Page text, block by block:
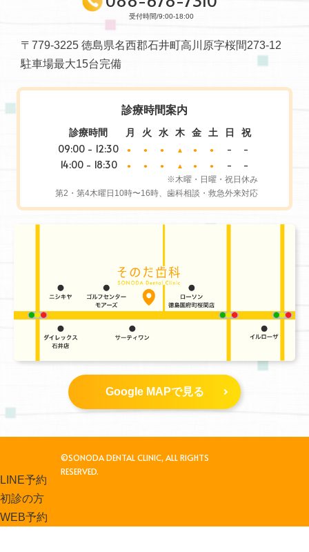
受付時間/9:00-18:00
〒779-3225 徳島県名西郡石井町高川原字桜間273-12
駐車場最大15台完備
診療時間案内
診療時間 月 火 水 木 金 土 日 祝
09:00 - 12:30 ● ● ● ▲ ● ● -
-
14:00 - 18:30
● ● ● ▲ ● ● - -
※木曜・日曜・祝日休み
第2・第4木曜日10時〜16時、歯科相談・救急外来対応
Google MAPで見る
LINE予約
初診の方
WEB予約
©SONODA DENTAL CLINIC, ALL RIGHTS
RESERVED.